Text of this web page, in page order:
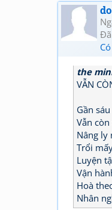
Có
the
VẪN
Gần
Vẫn
Nâng ly
Trổi
Luyện
Vận
Hoà
Nhân